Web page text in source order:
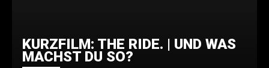
KURZFILM: THE RIDE. | UND WAS
MACHST DU SO?